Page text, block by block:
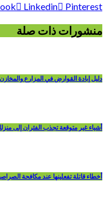
Linkedin Pinterest
منشورات ذات صلة
دليل إبادة القوارض في المزارع
أشياء غير متوقعة تجذب الفئران إلى
أخطاء قاتلة تفعلينها عند مكافحة